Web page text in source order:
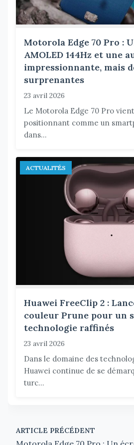
Motorola Edge 70 Pro :
AMOLED 144Hz et une
impressionnante, mais
surprenantes
23 avril 2026
Le Motorola Edge 70 Pro
positionnant comme un
dans...
ACTUALITÉS
Huawei FreeClip 2 :
couleur Prune pour un
technologie raffinés
23 avril 2026
Dans le domaine des
Huawei continue de se
turc...
ARTICLE PRÉCÉDENT